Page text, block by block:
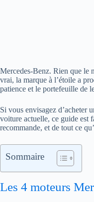
Mercedes-Benz. Rien que le
vrai, la marque à l’étoile a
patience et le portefeuille de
Si vous envisagez d’acheter
voiture actuelle, ce guide est
recommande, et de tout ce
Sommaire
Les 4 moteurs